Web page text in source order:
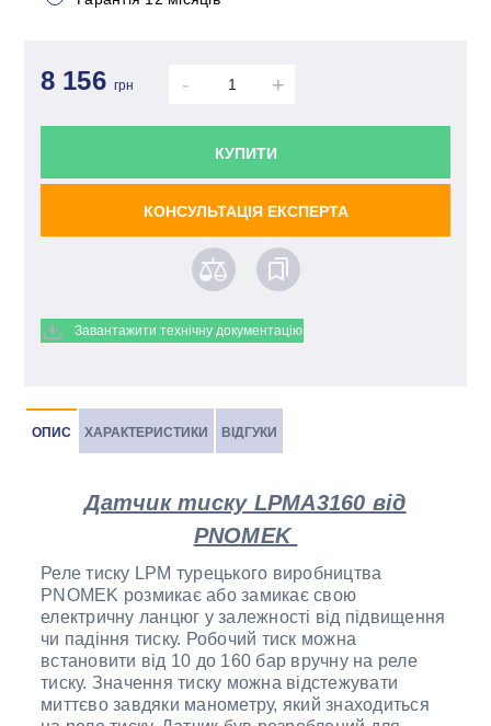
8 156 грн - +
КУПИТИ
КОНСУЛЬТАЦІЯ ЕКСПЕРТА
Завантажити технічну документацію
ОПИС ХАРАКТЕРИСТИКИ ВІДГУКИ
Датчик тиску LPMA3160 від
PNOMEK
Реле тиску LPM турецького виробництва
PNOMEK розмикає або замикає свою
електричну ланцюг у залежності від підвищення
чи падіння тиску. Робочий тиск можна
встановити від 10 до 160 бар вручну на реле
тиску. Значення тиску можна відстежувати
миттєво завдяки манометру, який знаходиться